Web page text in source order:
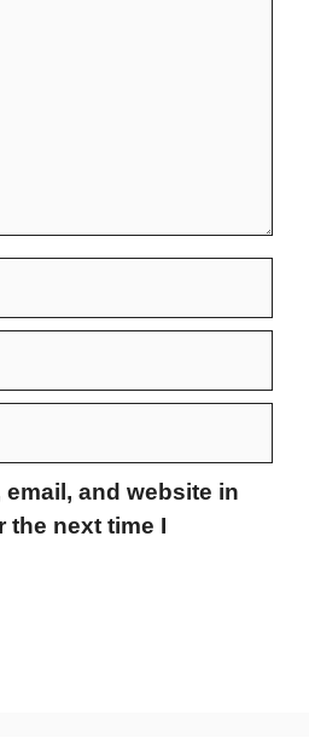
email, and website in
the next time I